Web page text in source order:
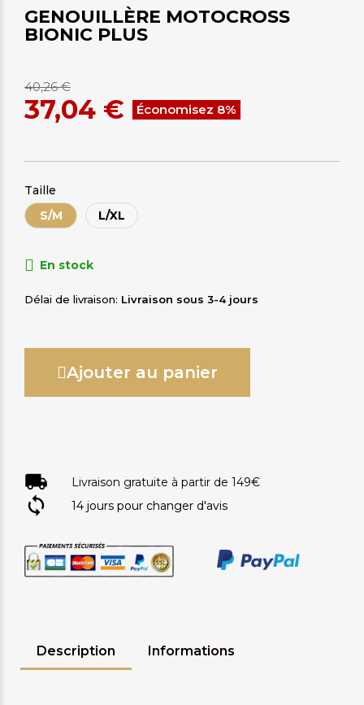
GENOUILLÈRE MOTOCROSS
BIONIC PLUS
40,26 €
37,04 € Économisez 8%
Taille
S/M
L/XL
En stock
Délai de livraison Livraison sous 3-4 jours
Ajouter au panier
Livraison gratuite à partir de 149€
14 jours pour changer d'avis
Description Informations